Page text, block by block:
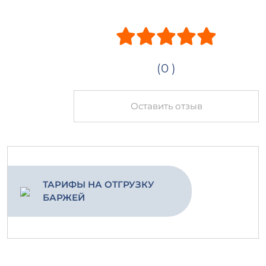
(0 )
Оставить отзыв
ТАРИФЫ НА ОТГРУЗКУ
БАРЖЕЙ